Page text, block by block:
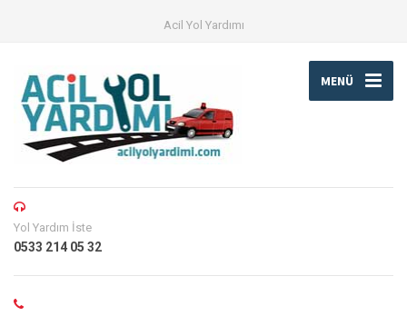
Acil Yol Yardımı
MENÜ
Yol Yardım İste
0533 214 05 32